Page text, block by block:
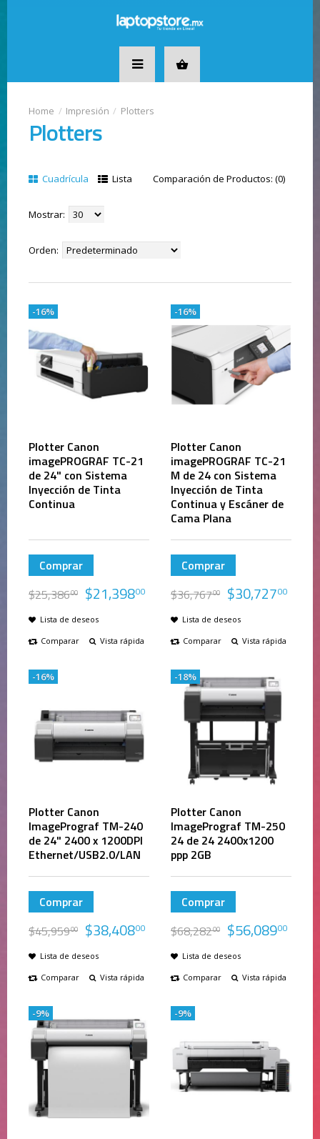
Impresión Plotters
Plotters
Cuadrícula Lista Comparación de Productos: (0)
Mostrar:
Orden:
Plotter Canon
imagePROGRAF TC-21
de 24" con Sistema
Inyección de Tinta
Continua
Comprar
$25,38600 $21,39800
Lista de deseos
Comparar
Vista rápida
-16%
Plotter Canon
imagePROGRAF TC-21
M de 24 con Sistema
Inyección de Tinta
Continua y Escáner de
Cama Plana
Comprar
$36,76700 $30,72700
Lista de deseos
Comparar
Vista rápida
-16%
Plotter Canon
ImagePrograf TM-240
de 24" 2400 x 1200DPI
Ethernet/USB2.0/LAN
Comprar
$45,95900 $38,40800
Lista de deseos
Comparar
Vista rápida
-16%
Plotter Canon
ImagePrograf TM-250
24 de 24 2400x1200
ppp 2GB
Comprar
$68,28200 $56,08900
Lista de deseos
Comparar
Vista rápida
-18%
-9% -9%